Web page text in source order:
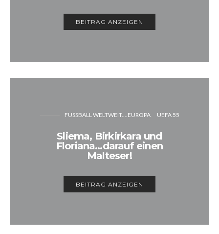
BEITRAG ANZEIGEN
FUSSBALL WELTWEIT....EUROPA UEFA 55
Sliema, Birkirkara und
Floriana…darauf einen
Malteser!
BEITRAG ANZEIGEN